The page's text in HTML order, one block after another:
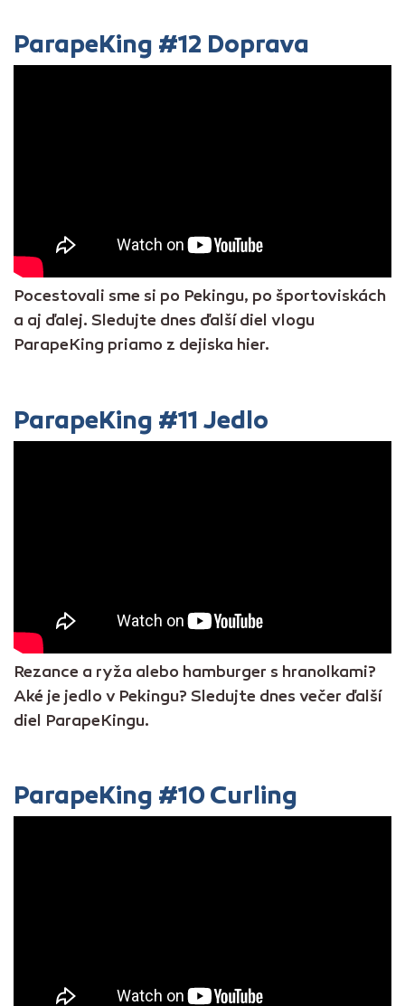
ParapeKing #12 Doprava
Pocestovali sme si po Pekingu, po športoviskách
a aj ďalej. Sledujte dnes ďalší diel vlogu
ParapeKing priamo z dejiska hier.
ParapeKing #11 Jedlo
Rezance a ryža alebo hamburger s hranolkami?
Aké je jedlo v Pekingu? Sledujte dnes večer ďalší
diel ParapeKingu.
ParapeKing #10 Curling